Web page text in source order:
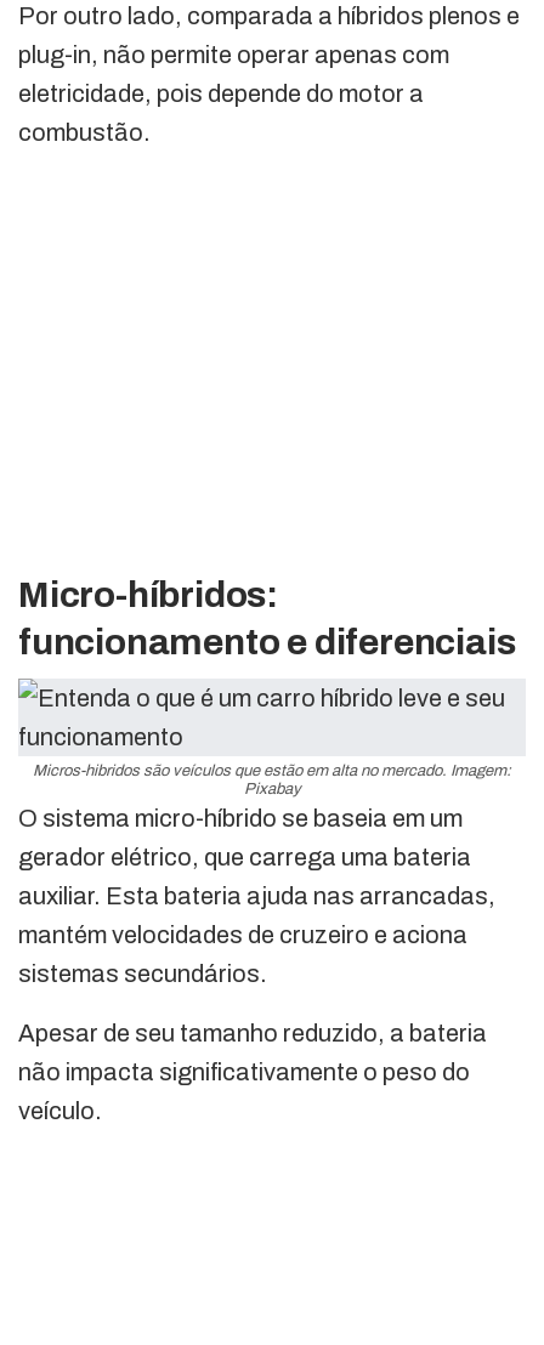
Por outro lado, comparada a híbridos plenos e
plug-in, não permite operar apenas com
eletricidade, pois depende do motor a
combustão.
Micro-híbridos:
funcionamento e diferenciais
Micros-hibridos são veículos que estão em alta no mercado. Imagem:
Pixabay
O sistema micro-híbrido se baseia em um
gerador elétrico, que carrega uma bateria
auxiliar. Esta bateria ajuda nas arrancadas,
mantém velocidades de cruzeiro e aciona
sistemas secundários.
Apesar de seu tamanho reduzido, a bateria
não impacta significativamente o peso do
veículo.